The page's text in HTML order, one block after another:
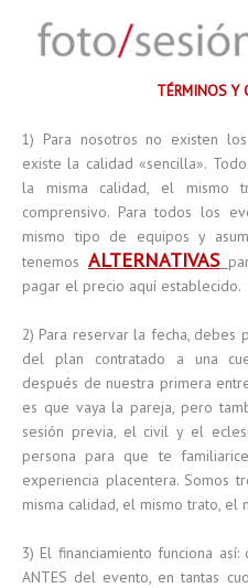
content
TÉRMINOS Y
1) Para nosotros no existen
existe la calidad «sencilla».
la misma calidad, el mismo
comprensivo. Para todos los
mismo tipo de equipos y
tenemos ALTERNATIVAS
pagar el precio aquí establecido.
2) Para reservar la fecha, debes
del plan contratado a una
después de nuestra primera
es que vaya la pareja, pero
sesión previa, el civil y el
persona para que te
experiencia placentera. Somos
misma calidad, el mismo trato, el
3) El financiamiento funciona
ANTES del evento, en tantas